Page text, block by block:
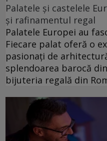
Palatele și castelele
și rafinamentul regal
Palatele Europei au
Fiecare palat oferă o
pasionați de
splendoarea barocă
bijuteria regală din